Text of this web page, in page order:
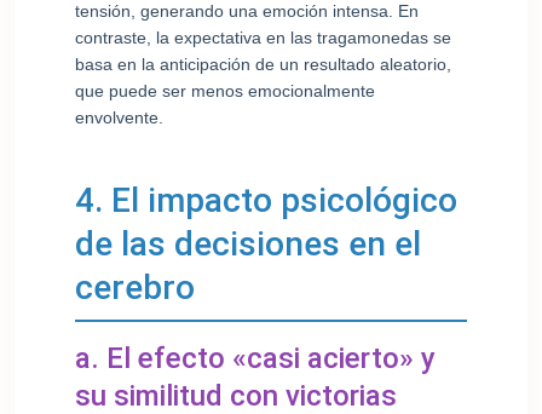
tensión, generando una emoción intensa. En
contraste, la expectativa en las tragamonedas se
basa en la anticipación de un resultado aleatorio,
que puede ser menos emocionalmente
envolvente.
4. El impacto psicológico
de las decisiones en el
cerebro
a. El efecto «casi acierto» y
su similitud con victorias